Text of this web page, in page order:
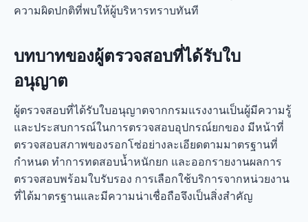
ความผิดปกติที่พบให้ผู้บริหารทราบทันที
บทบาทของผู้ตรวจสอบที่ได้รับใบ
อนุญาต
ผู้ตรวจสอบที่ได้รับใบอนุญาตจากกรมแรงงานเป็นผู้มีความรู้
และประสบการณ์ในการตรวจสอบอุปกรณ์ยกของ มีหน้าที่
ตรวจสอบสภาพของรอกโซ่อย่างละเอียดตามมาตรฐานที่
กำหนด ทำการทดสอบน้ำหนักยก และออกรายงานผลการ
ตรวจสอบพร้อมใบรับรอง การเลือกใช้บริการจากหน่วยงาน
ที่ได้มาตรฐานและมีความน่าเชื่อถือจึงเป็นสิ่งสำคัญ